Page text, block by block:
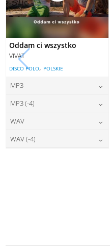
Oddam ci wszystko
VIVAT
DISCO POLO, POLSKIE
MP3
cena:
DODAJ DO KOSZYKA
MP3 (-4)
DODAJ DO KOSZYKA
WAV
cena:
WAV (-4)